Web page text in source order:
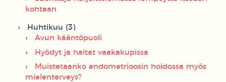
kohtaan
Huhtikuu (3)
Avun kääntöpuoli
Hyödyt ja haitat vaakakupissa
Muistetaanko endometrioosin hoidossa myös
mielenterveys?